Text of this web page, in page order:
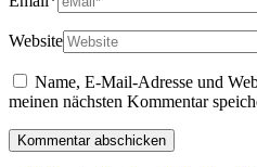
Website
Name, E-Mail-Adresse und
meinen nächsten Kommentar